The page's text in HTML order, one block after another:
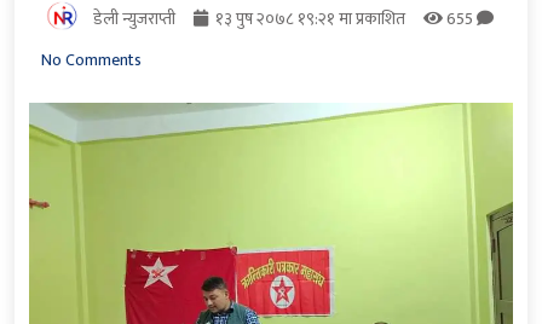
डेली न्युजराप्ती १३ पुष २०७८ १९:२१ मा प्रकाशित
655
No Comments